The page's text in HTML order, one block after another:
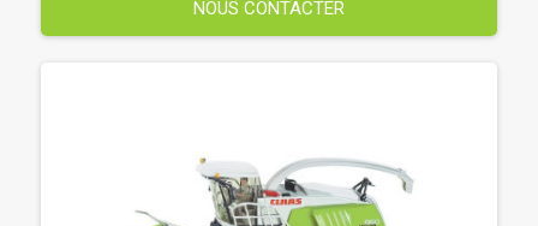
NOUS CONTACTER